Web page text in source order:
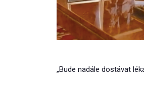
„Bude nadále dostávat